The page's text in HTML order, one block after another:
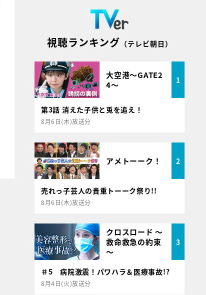
スキボタン
視聴ランキング （テレビ朝日）
大空港～GATE2
4～
1
第3話 消えた子供と兎を追え！
8月6日(木)放送分
アメトーーク！ 2
売れっ子芸人の貴重トーーク祭り!!
8月6日(木)放送分
クロスロード ～
救命救急の約束
～
3
＃5 病院激震！パワハラ＆医療事故!?
8月4日(火)放送分